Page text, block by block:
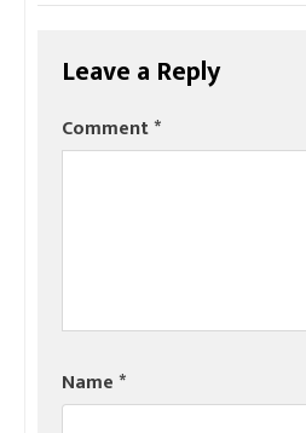
Leave a Reply
Comment*
Name*